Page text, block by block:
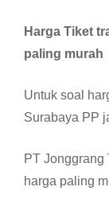
Harga Tiket
paling murah
Untuk soal
Surabaya PP
PT Jonggrang
harga paling